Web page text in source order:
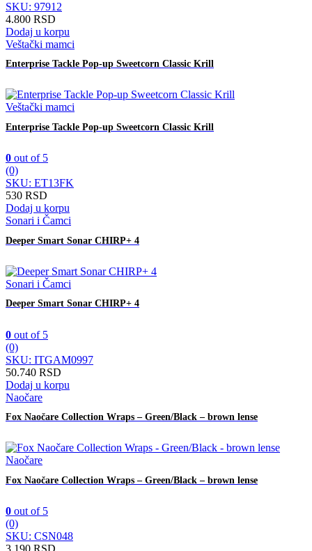
SKU: 97912
4.800 RSD
Dodaj u korpu
Veštački mamci
Enterprise Tackle Pop-up Sweetcorn Classic Krill
Veštački mamci
Enterprise Tackle Pop-up Sweetcorn Classic Krill
0 out of 5
(0)
SKU: ET13FK
530 RSD
Dodaj u korpu
Sonari i Čamci
Deeper Smart Sonar CHIRP+ 4
Sonari i Čamci
Deeper Smart Sonar CHIRP+ 4
0 out of 5
(0)
SKU: ITGAM0997
50.740 RSD
Dodaj u korpu
Naočare
Fox Naočare Collection Wraps – Green/Black – brown lense
Naočare
Fox Naočare Collection Wraps – Green/Black – brown lense
0 out of 5
(0)
SKU: CSN048